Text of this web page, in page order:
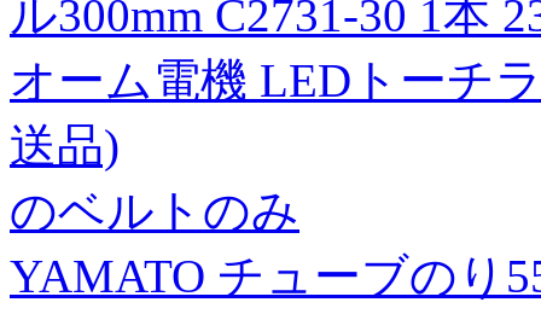
ル300mm C2731-30 1本
オーム電機 LEDトーチ
送品)
のベルトのみ
YAMATO チューブのり